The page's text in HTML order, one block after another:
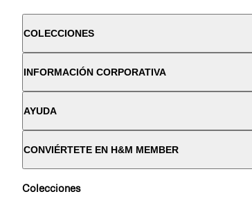
COLECCIONES
INFORMACIÓN CORPORATIVA
AYUDA
CONVIÉRTETE EN H&M MEMBER
Colecciones